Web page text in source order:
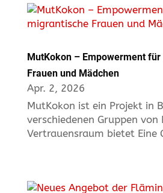
MutKokon – Empowerment
Frauen und Mädchen
Apr. 2, 2026
MutKokon ist ein Projekt in
verschiedenen Gruppen von
Vertrauensraum bietet Eine